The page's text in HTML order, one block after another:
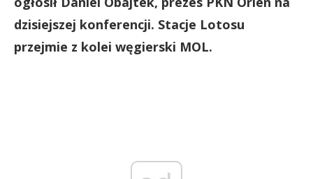
dzisiejszej konferencji. Stacje Lotosu
przejmie z kolei węgierski MOL.